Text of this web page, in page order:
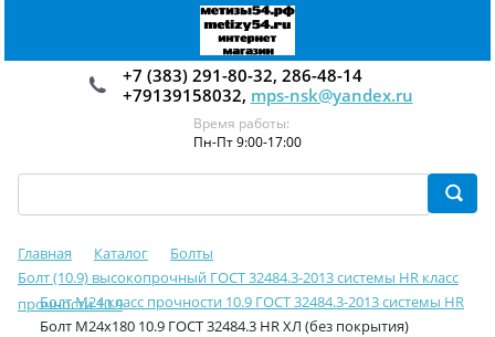
+7 (383) 291-80-32, 286-48-14
+79139158032, mps-nsk@yandex.ru
Время работы:
Пн-Пт 9:00-17:00
Главная Каталог
Болты
Болт (10.9) высокопрочный ГОСТ 32484.3-2013 системы HR класс
прочности 10.9
Болт М24 класс прочности 10.9 ГОСТ 32484.3-2013 системы HR
Болт М24х180 10.9 ГОСТ 32484.3 HR ХЛ (без покрытия)